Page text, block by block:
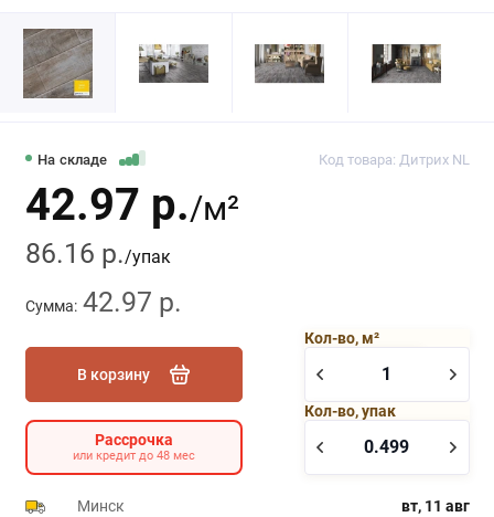
На складе Код товара: Дитрих NL
42.97 р./м²
86.16 р./упак
Сумма: 42.97 р.
В корзину
Кол-во, м²
Кол-во, упак
Рассрочка
или кредит до 48 мес
Минск
вт, 11 авг